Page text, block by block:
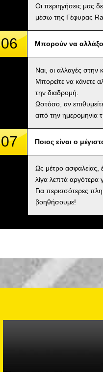
Οι περιηγήσεις μας
μέσω της Γέφυρας
06 Μπορούν να
Ναι, οι αλλαγές στην
Μπορείτε να κάνετε
την διαδρομή.
Ωστόσο, αν
από την ημερομηνία
07 Ποιος είναι ο
Ως μέτρο ασφαλείας,
λίγα λεπτά αργότερα
Για περισσότερες
βοηθήσουμε!